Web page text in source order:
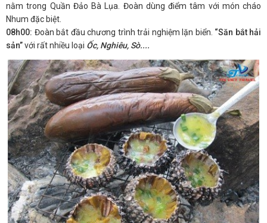
nằm trong Quần Đảo Bà Lụa. Đoàn dùng điểm tâm với món cháo
Nhum đặc biệt.
08h00: Đoàn bắt đầu chương trình trải nghiệm lặn biển. “Săn bắt hải
sản”với rất nhiều loại Ốc, Nghiêu, Sò....